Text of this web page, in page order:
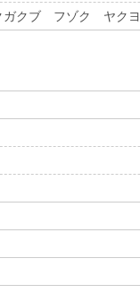
クブ フゾク ヤクヨ